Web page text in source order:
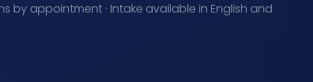
by appointment · Intake available in English and